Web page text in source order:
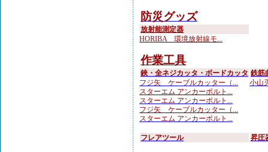
防災グッズ
放射能測定器
HORIBA 環境放射線モ...
作業工具
鋏・全ネジカッタ・ボードカッタ
フジ矢 ケーブルカッター（...
スターエム アンカーボルト...
スターエム アンカーボルト...
フジ矢 ケーブルカッター（...
スターエム アンカーボルト...
鉄筋
小山
フレアツール 昇圧